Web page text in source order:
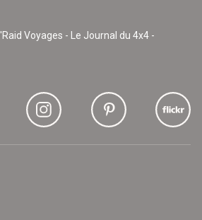
Voyages - Le Journal du 4x4 -